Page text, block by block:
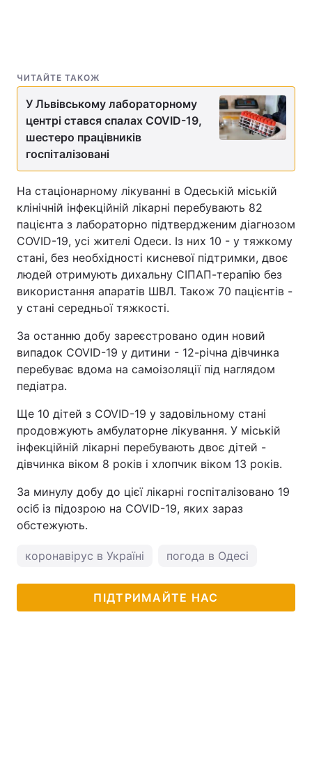
ЧИТАЙТЕ ТАКОЖ
У Львівському лабораторному
центрі стався спалах СOVID-19,
шестеро працівників
госпіталізовані
На стаціонарному лікуванні в Одеській міській
клінічній інфекційній лікарні перебувають 82
пацієнта з лабораторно підтвердженим діагнозом
COVID-19, усі жителі Одеси. Із них 10 - у тяжкому
стані, без необхідності кисневої підтримки, двоє
людей отримують дихальну СІПАП-терапію без
використання апаратів ШВЛ. Також 70 пацієнтів -
у стані середньої тяжкості.
За останню добу зареєстровано один новий
випадок COVID-19 у дитини - 12-річна дівчинка
перебуває вдома на самоізоляції під наглядом
педіатра.
Ще 10 дітей з COVID-19 у задовільному стані
продовжують амбулаторне лікування. У міській
інфекційній лікарні перебувають двоє дітей -
дівчинка віком 8 років і хлопчик віком 13 років.
За минулу добу до цієї лікарні госпіталізовано 19
осіб із підозрою на COVID-19, яких зараз
обстежують.
коронавірус в Україні погода в Одесі
ПІДТРИМАЙТЕ НАС